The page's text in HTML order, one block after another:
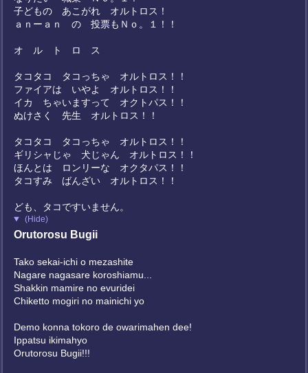
子どもの あこがれ オルトロス！
ａｎーａｎ の 投票もＮｏ。１！！
オ ル ト ロ ス
タコタコ タコっちゃ オルトロス！！
ファイアは いやよ オルトロス！！
イカ ちゃいますって オクトパス！！
ぬけさく 先生 オルトロス！！
タコタコ タコっちゃ オルトロス！！
ギリシャじゃ 犬じゃん オルトロス！！
ほんとは ロンリーな オクタパス！！
タコすみ ばんざい オルトロス！！
ども、タコですいません。
(Hide)
Orutorosu Bugii
Tako sekai-ichi o mezashite
Nagare nagasare koroshiamu...
Shakkin mamire no evuridei
Chiketto mogiri no mainichi yo
Demo konna tokoro de owarimahen dee!
Ippatsu ikimahyo
Orutorosu Bugii!!!